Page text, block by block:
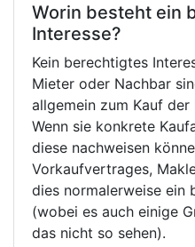
Worin besteht ein
Interesse?
Kein berechtigtes
Mieter oder Nachbar
allgemein zum Kauf
Wenn sie konkrete
diese nachweisen
Vorkaufvertrages,
dies normalerweise ein
(wobei es auch einige
das nicht so sehen).